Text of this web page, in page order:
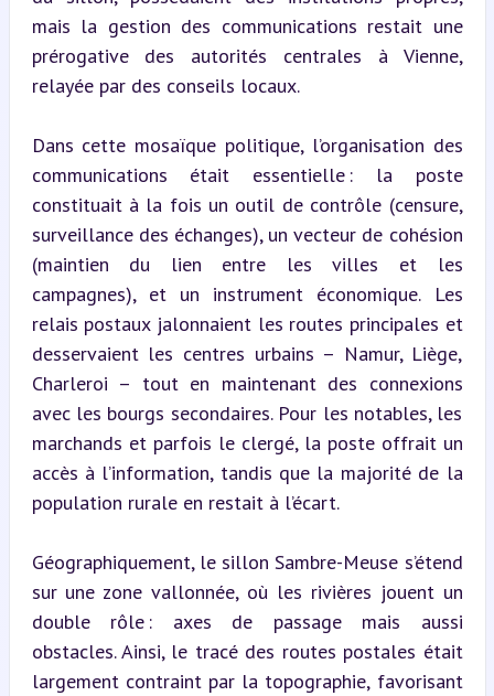
mais la gestion des communications restait une
prérogative des autorités centrales à Vienne,
relayée par des conseils locaux.
Dans cette mosaïque politique, l’organisation des
communications était essentielle : la poste
constituait à la fois un outil de contrôle (censure,
surveillance des échanges), un vecteur de cohésion
(maintien du lien entre les villes et les
campagnes), et un instrument économique. Les
relais postaux jalonnaient les routes principales et
desservaient les centres urbains – Namur, Liège,
Charleroi – tout en maintenant des connexions
avec les bourgs secondaires. Pour les notables, les
marchands et parfois le clergé, la poste offrait un
accès à l’information, tandis que la majorité de la
population rurale en restait à l’écart.
Géographiquement, le sillon Sambre-Meuse s’étend
sur une zone vallonnée, où les rivières jouent un
double rôle : axes de passage mais aussi
obstacles. Ainsi, le tracé des routes postales était
largement contraint par la topographie, favorisant